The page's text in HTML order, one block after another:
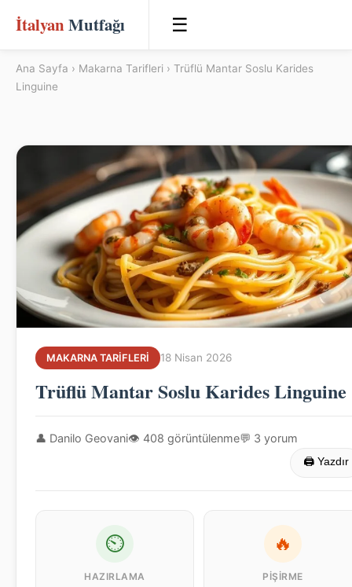
İtalyan Mutfağı ☰
Ana Sayfa › Makarna Tarifleri › Trüflü Mantar Soslu Karides
Linguine
MAKARNA TARIFLERI 18 Nisan 2026
Trüflü Mantar Soslu Karides Linguine
👤 Danilo Geovani👁 408 görüntülenme💬 3 yorum
🖨 Yazdır
⏲
HAZIRLAMA
🔥
PIŞIRME